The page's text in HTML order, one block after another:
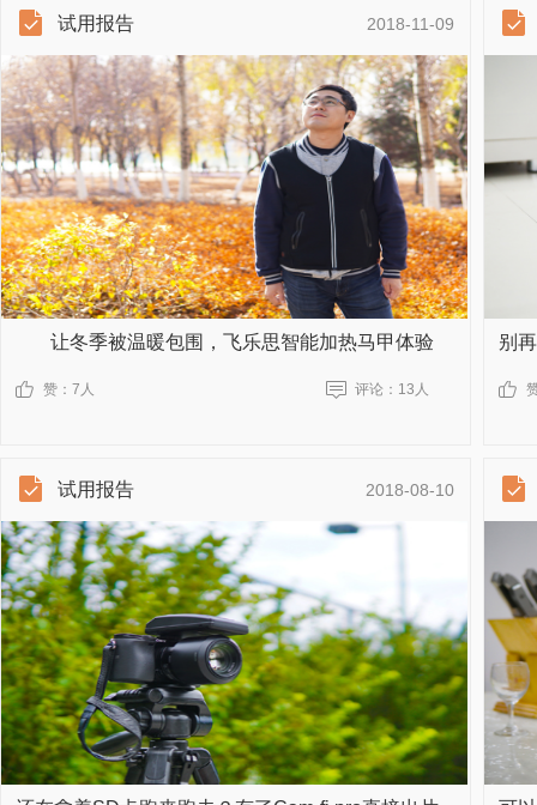
试用报告 2018-11-09
让冬季被温暖包围，飞乐思智能加热马甲体验
赞： 7人 评论： 13人
试用报告 2018-08-10